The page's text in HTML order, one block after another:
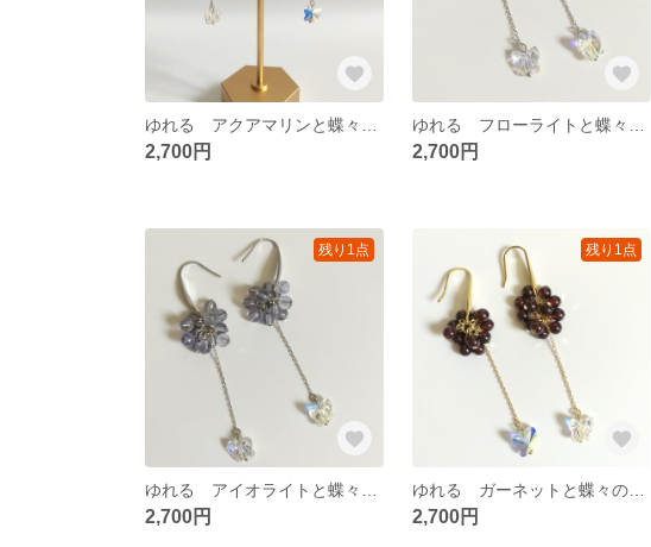
2,700円 2,700円
残り1点
2,700円
残り1点
ゆれる ガーネットと蝶々の耳飾り
2,700円